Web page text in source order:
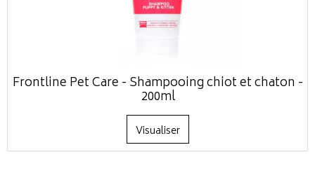
Frontline Pet Care - Shampooing chiot et chaton -
200ml
Visualiser